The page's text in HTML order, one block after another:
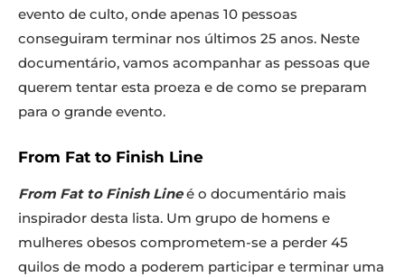
evento de culto, onde apenas 10 pessoas
conseguiram terminar nos últimos 25 anos. Neste
documentário, vamos acompanhar as pessoas que
querem tentar esta proeza e de como se preparam
para o grande evento.
From Fat to Finish Line
From Fat to Finish Lineé o documentário mais
inspirador desta lista. Um grupo de homens e
mulheres obesos comprometem-se a perder 45
quilos de modo a poderem participar e terminar uma